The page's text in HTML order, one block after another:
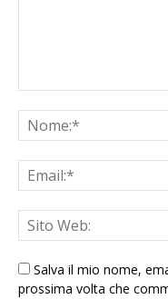
Salva il mio nome,
prossima volta che